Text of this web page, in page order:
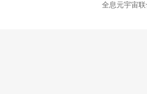
全息元宇宙